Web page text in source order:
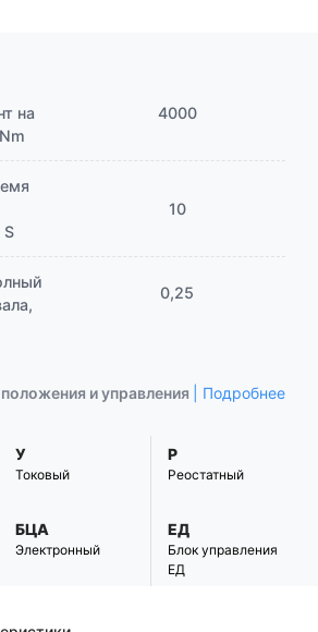
на
4000
10
0,25
и управления
| Подробнее
У
Токовый
Р
Реостатный
БЦА
Электронный
ЕД
Блок управления
ЕД